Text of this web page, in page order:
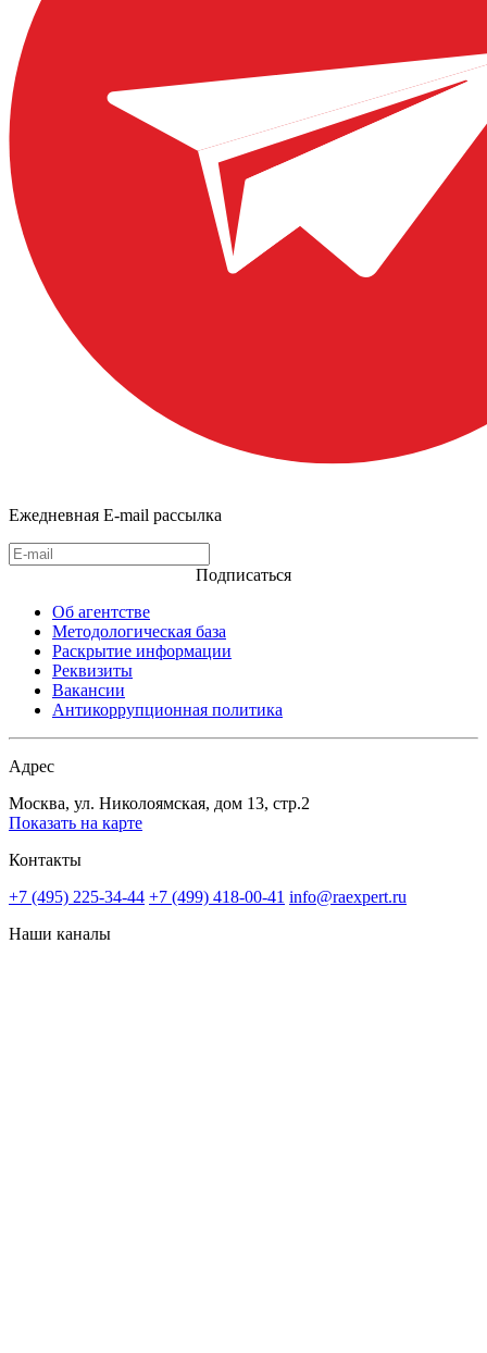
Ежедневная E-mail рассылка
Подписаться
Об агентстве
Методологическая база
Раскрытие информации
Реквизиты
Вакансии
Антикоррупционная политика
Адрес
Москва, ул. Николоямская, дом 13, стр.2
Показать на карте
Контакты
+7 (495) 225-34-44 +7 (499) 418-00-41 info@raexpert.ru
Наши каналы